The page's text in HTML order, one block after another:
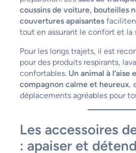
coussins de voiture, bouteilles
couvertures apaisantes
tout en assurant le confort et la
Pour les longs trajets, il est
pour des produits respirants,
confortables. Un animal à l’aise
compagnon calme et heureux,
déplacements agréables pour
Les accessoires
: apaiser et